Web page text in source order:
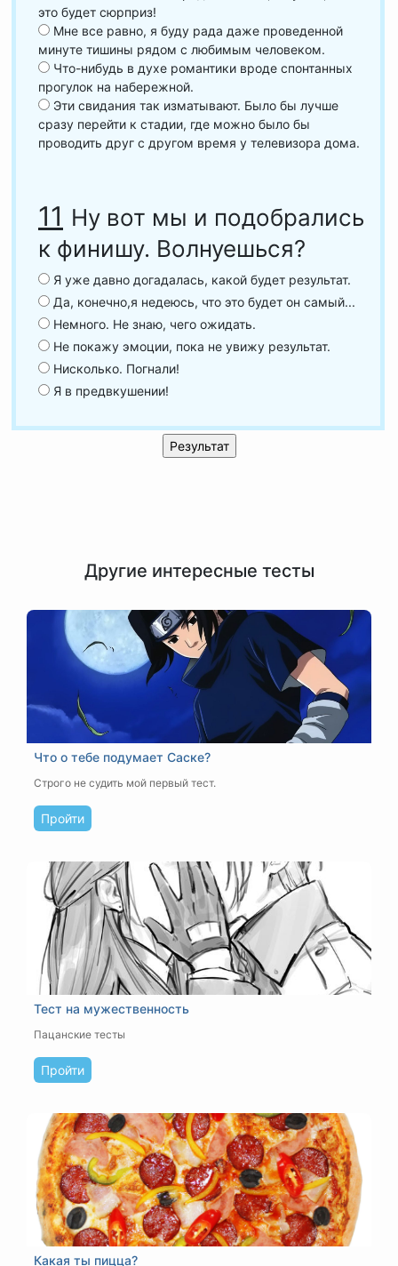
это будет сюрприз!
Мне все равно, я буду рада даже проведенной
минуте тишины рядом с любимым человеком.
Что-нибудь в духе романтики вроде спонтанных
прогулок на набережной.
Эти свидания так изматывают. Было бы лучше
сразу перейти к стадии, где можно было бы
проводить друг с другом время у телевизора дома.
11 Ну вот мы и подобрались
к финишу. Волнуешься?
Я уже давно догадалась, какой будет результат.
Да, конечно,я недеюсь, что это будет он самый...
Немного. Не знаю, чего ожидать.
Не покажу эмоции, пока не увижу результат.
Нисколько. Погнали!
Я в предвкушении!
Другие интересные тесты
Что о тебе подумает Саске?
Строго не судить мой первый тест.
Пройти
Тест на мужественность
Пацанские тесты
Пройти
Какая ты пицца?